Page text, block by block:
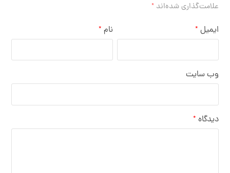
علامت‌گذاری شده‌اند*
نام * ایمیل *
وب‌ سایت
دیدگاه *